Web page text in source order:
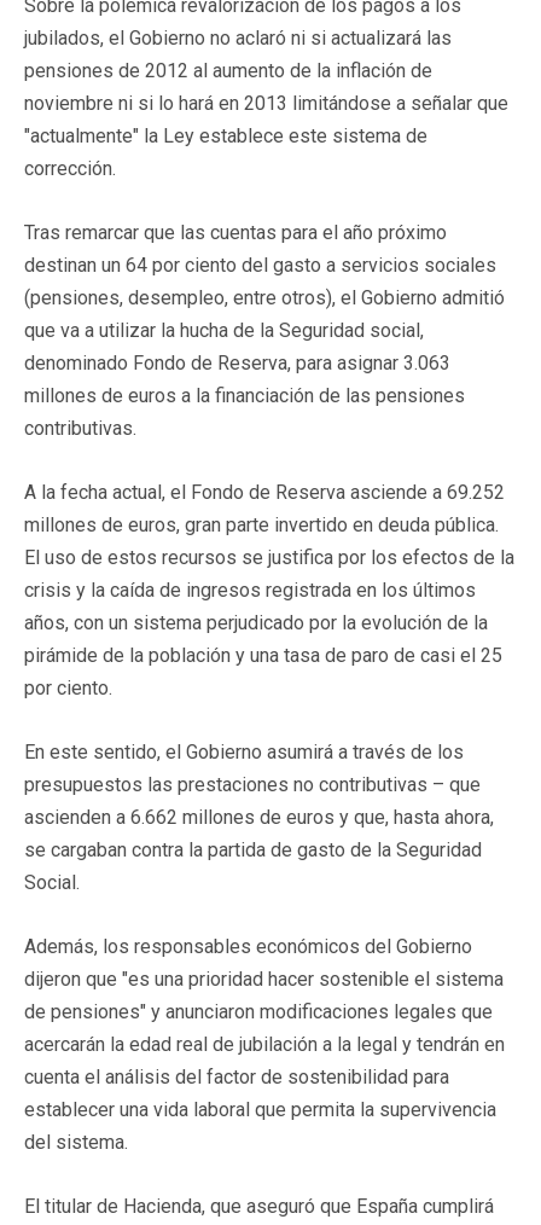
Sobre la polémica revalorización de los pagos a los
jubilados, el Gobierno no aclaró ni si actualizará las
pensiones de 2012 al aumento de la inflación de
noviembre ni si lo hará en 2013 limitándose a señalar que
"actualmente" la Ley establece este sistema de
corrección.
Tras remarcar que las cuentas para el año próximo
destinan un 64 por ciento del gasto a servicios sociales
(pensiones, desempleo, entre otros), el Gobierno admitió
que va a utilizar la hucha de la Seguridad social,
denominado Fondo de Reserva, para asignar 3.063
millones de euros a la financiación de las pensiones
contributivas.
A la fecha actual, el Fondo de Reserva asciende a 69.252
millones de euros, gran parte invertido en deuda pública.
El uso de estos recursos se justifica por los efectos de la
crisis y la caída de ingresos registrada en los últimos
años, con un sistema perjudicado por la evolución de la
pirámide de la población y una tasa de paro de casi el 25
por ciento.
En este sentido, el Gobierno asumirá a través de los
presupuestos las prestaciones no contributivas – que
ascienden a 6.662 millones de euros y que, hasta ahora,
se cargaban contra la partida de gasto de la Seguridad
Social.
Además, los responsables económicos del Gobierno
dijeron que "es una prioridad hacer sostenible el sistema
de pensiones" y anunciaron modificaciones legales que
acercarán la edad real de jubilación a la legal y tendrán en
cuenta el análisis del factor de sostenibilidad para
establecer una vida laboral que permita la supervivencia
del sistema.
El titular de Hacienda, que aseguró que España cumplirá